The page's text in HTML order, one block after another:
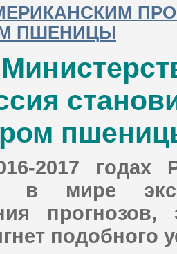
ПШЕНИЦЫ
2017 годах
в мире
подобного